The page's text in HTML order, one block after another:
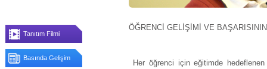
Tanıtım Filmi
Basında Gelişim
ÖĞRENCİ GELİŞİMİ VE
Her öğrenci için eğitimde